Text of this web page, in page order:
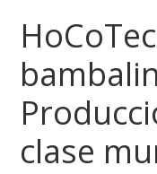
clase